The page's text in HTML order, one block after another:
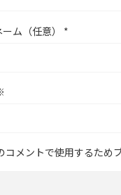
ム（任意） *
コメントで使用するため